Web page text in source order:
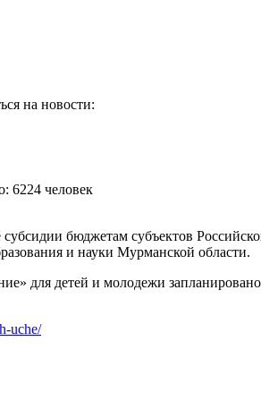
на новости:
6224 человек
субсидии бюджетам субъектов
и науки Мурманской области.
для детей и молодежи
uche/